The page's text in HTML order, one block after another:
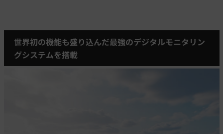
世界初の機能も盛り込んだ最強のデジタルモニタリン
グシステムを搭載